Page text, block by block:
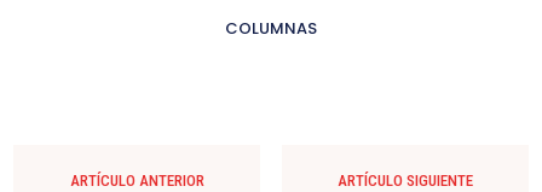
COLUMNAS
ARTÍCULO ANTERIOR ARTÍCULO SIGUIENTE